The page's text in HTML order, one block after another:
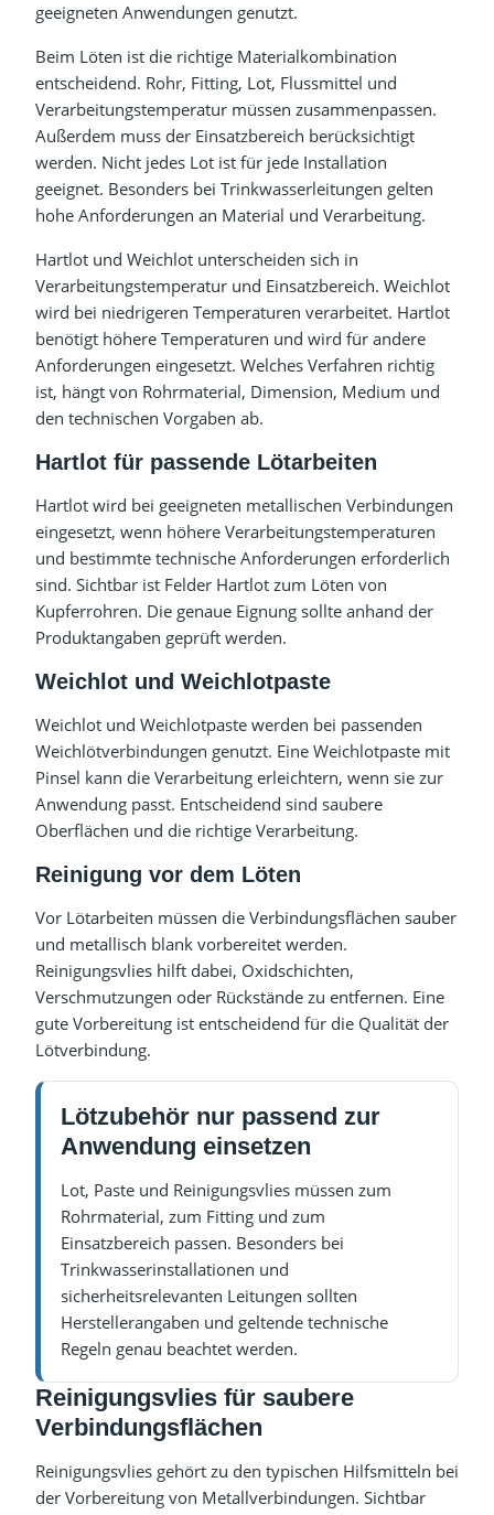
geeigneten Anwendungen genutzt.
Beim Löten ist die richtige Materialkombination
entscheidend. Rohr, Fitting, Lot, Flussmittel und
Verarbeitungstemperatur müssen zusammenpassen.
Außerdem muss der Einsatzbereich berücksichtigt
werden. Nicht jedes Lot ist für jede Installation
geeignet. Besonders bei Trinkwasserleitungen gelten
hohe Anforderungen an Material und Verarbeitung.
Hartlot und Weichlot unterscheiden sich in
Verarbeitungstemperatur und Einsatzbereich. Weichlot
wird bei niedrigeren Temperaturen verarbeitet. Hartlot
benötigt höhere Temperaturen und wird für andere
Anforderungen eingesetzt. Welches Verfahren richtig
ist, hängt von Rohrmaterial, Dimension, Medium und
den technischen Vorgaben ab.
Hartlot für passende Lötarbeiten
Hartlot wird bei geeigneten metallischen Verbindungen
eingesetzt, wenn höhere Verarbeitungstemperaturen
und bestimmte technische Anforderungen erforderlich
sind. Sichtbar ist Felder Hartlot zum Löten von
Kupferrohren. Die genaue Eignung sollte anhand der
Produktangaben geprüft werden.
Weichlot und Weichlotpaste
Weichlot und Weichlotpaste werden bei passenden
Weichlötverbindungen genutzt. Eine Weichlotpaste mit
Pinsel kann die Verarbeitung erleichtern, wenn sie zur
Anwendung passt. Entscheidend sind saubere
Oberflächen und die richtige Verarbeitung.
Reinigung vor dem Löten
Vor Lötarbeiten müssen die Verbindungsflächen sauber
und metallisch blank vorbereitet werden.
Reinigungsvlies hilft dabei, Oxidschichten,
Verschmutzungen oder Rückstände zu entfernen. Eine
gute Vorbereitung ist entscheidend für die Qualität der
Lötverbindung.
Lötzubehör nur passend zur
Anwendung einsetzen
Lot, Paste und Reinigungsvlies müssen zum
Rohrmaterial, zum Fitting und zum
Einsatzbereich passen. Besonders bei
Trinkwasserinstallationen und
sicherheitsrelevanten Leitungen sollten
Herstellerangaben und geltende technische
Regeln genau beachtet werden.
Reinigungsvlies für saubere
Verbindungsflächen
Reinigungsvlies gehört zu den typischen Hilfsmitteln bei
der Vorbereitung von Metallverbindungen. Sichtbar